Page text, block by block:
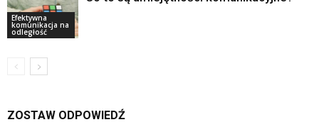
Efektywna
komunikacja na
odległość
ZOSTAW ODPOWIEDŹ